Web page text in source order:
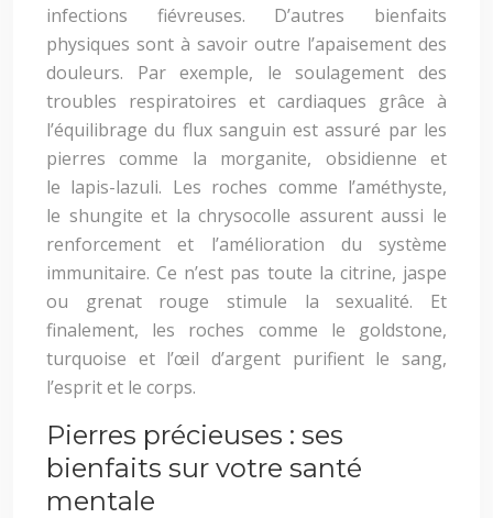
infections fiévreuses. D’autres bienfaits
physiques sont à savoir outre l’apaisement des
douleurs. Par exemple, le soulagement des
troubles respiratoires et cardiaques grâce à
l’équilibrage du flux sanguin est assuré par les
pierres comme la morganite, obsidienne et
le lapis-lazuli. Les roches comme l’améthyste,
le shungite et la chrysocolle assurent aussi le
renforcement et l’amélioration du système
immunitaire. Ce n’est pas toute la citrine, jaspe
ou grenat rouge stimule la sexualité. Et
finalement, les roches comme le goldstone,
turquoise et l’œil d’argent purifient le sang,
l’esprit et le corps.
Pierres précieuses : ses
bienfaits sur votre santé
mentale